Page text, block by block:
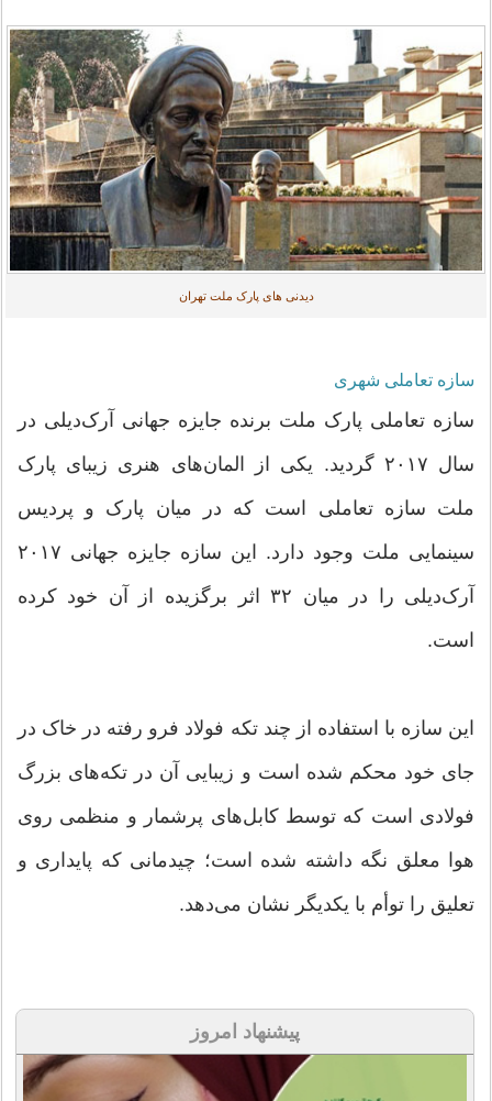
دیدنی های پارک ملت تهران
سازه تعاملی شهری
سازه تعاملی پارک ملت برنده جایزه جهانی آرک‌دیلی در
سال ۲۰۱۷ گردید. یکی از المان‌های هنری زیبای پارک
ملت سازه تعاملی است که در میان پارک و پردیس
سینمایی ملت وجود دارد. این سازه جایزه جهانی ٢٠١٧
آرک‌دیلی را در میان ۳۲ اثر برگزیده از آن خود کرده
است.
این سازه با استفاده از چند تكه فولاد فرو رفته در خاک در
جای خود محكم شده است و زيبايی آن در تكه‌های بزرگ
فولادی است كه توسط كابل‌های پرشمار و منظمی روی
هوا معلق نگه داشته ‌شده ‌است؛ چيدمانی كه پايداری و
تعليق را توأم با يكديگر نشان می‌دهد.
پیشنهاد امروز